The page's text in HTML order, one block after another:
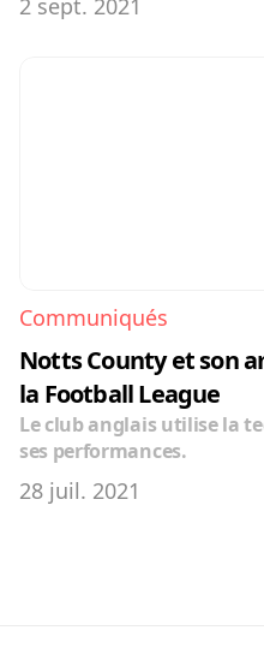
2 sept. 2021
Communiqués
Notts County et son
la Football League
Le club anglais utilise la
ses performances.
28 juil. 2021